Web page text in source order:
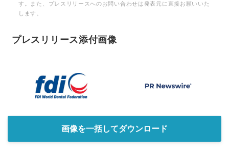
す。また、プレスリリースへのお問い合わせは発表元に直接お願いいた
します。
プレスリリース添付画像
画像を一括してダウンロード